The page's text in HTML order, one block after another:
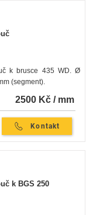
k brusce 435 WD. Ø
(segment).
2500 Kč / mm
Kontakt
k BGS 250